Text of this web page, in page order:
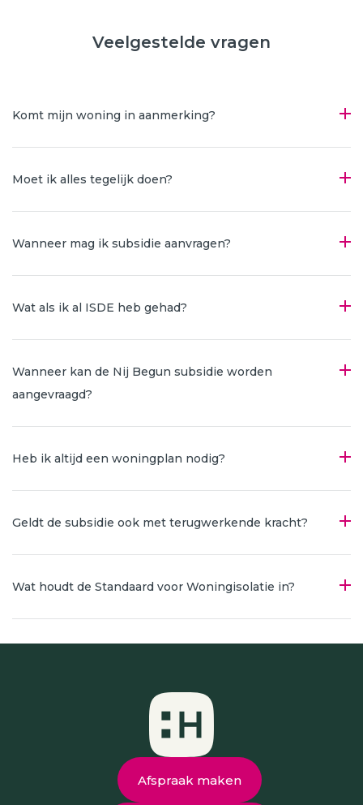
Veelgestelde vragen
Komt mijn woning in aanmerking?
Moet ik alles tegelijk doen?
Wanneer mag ik subsidie aanvragen?
Wat als ik al ISDE heb gehad?
Wanneer kan de Nij Begun subsidie worden
aangevraagd?
Heb ik altijd een woningplan nodig?
Geldt de subsidie ook met terugwerkende kracht?
Wat houdt de Standaard voor Woningisolatie in?
Afspraak maken